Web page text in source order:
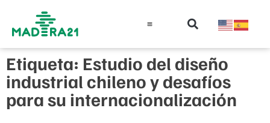
Etiqueta: Estudio del diseño
industrial chileno y desafíos
para su internacionalización